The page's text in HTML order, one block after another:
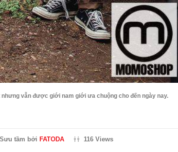
vẫn được giới nam giới ưa chuộng cho đến ngày nay.
Sưu tầm bởi FATODA 116 Views